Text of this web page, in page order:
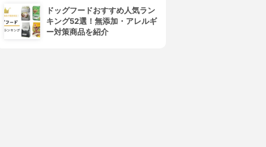
黒糖のど飴プラス
3.61 (1)
¥2,592
柿渋ケアキャンディ
ドッグフードおすすめ人気ラン
キング52選！無添加・アレルギ
ー対策商品を紹介